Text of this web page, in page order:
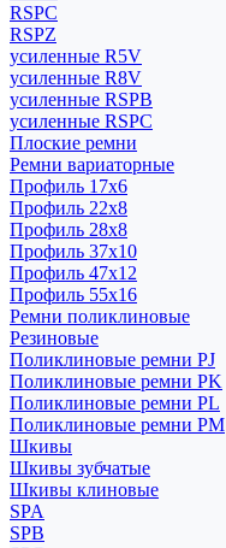
RSPC
RSPZ
усиленные R5V
усиленные R8V
усиленные RSPB
усиленные RSPC
Плоские ремни
Ремни вариаторные
Профиль 17x6
Профиль 22x8
Профиль 28x8
Профиль 37x10
Профиль 47x12
Профиль 55x16
Ремни поликлиновые
Резиновые
Поликлиновые ремни PJ
Поликлиновые ремни PK
Поликлиновые ремни PL
Поликлиновые ремни PM
Шкивы
Шкивы зубчатые
Шкивы клиновые
SPA
SPB